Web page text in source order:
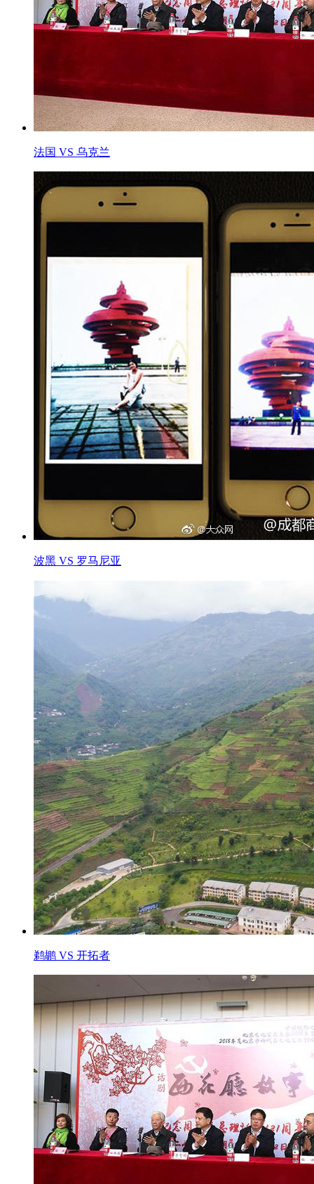
法国 VS 乌克兰
波黑 VS 罗马尼亚
鹈鹕 VS 开拓者